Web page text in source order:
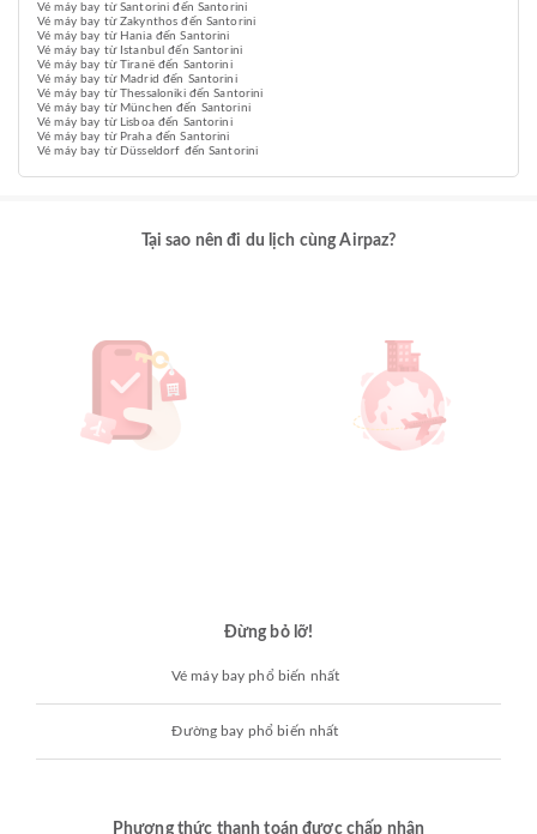
Vé máy bay từ Santorini đến Santorini
Vé máy bay từ Zakynthos đến Santorini
Vé máy bay từ Hania đến Santorini
Vé máy bay từ Istanbul đến Santorini
Vé máy bay từ Tiranë đến Santorini
Vé máy bay từ Madrid đến Santorini
Vé máy bay từ Thessaloniki đến Santorini
Vé máy bay từ München đến Santorini
Vé máy bay từ Lisboa đến Santorini
Vé máy bay từ Praha đến Santorini
Vé máy bay từ Düsseldorf đến Santorini
Tại sao nên đi du lịch cùng Airpaz?
Đừng bỏ lỡ!
Vé máy bay phổ biến nhất
Đường bay phổ biến nhất
Phương thức thanh toán được chấp nhận